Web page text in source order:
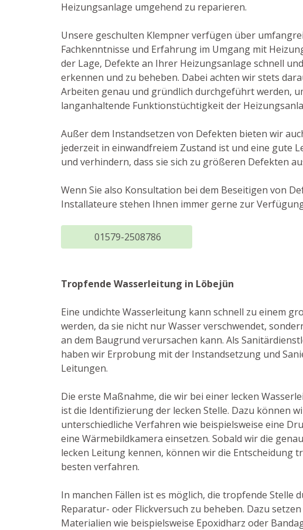
Heizungsanlage umgehend zu reparieren.
Unsere geschulten Klempner verfügen über
Fachkenntnisse und Erfahrung im Umgang mit
der Lage, Defekte an Ihrer Heizungsanlage schnell
erkennen und zu beheben. Dabei achten wir stets
Arbeiten genau und gründlich durchgeführt werden,
langanhaltende Funktionstüchtigkeit der
Außer dem Instandsetzen von Defekten bieten wir
jederzeit in einwandfreiem Zustand ist und eine gute
und verhindern, dass sie sich zu größeren Defekten
Wenn Sie also Konsultation bei dem Beseitigen von
Installateure stehen Ihnen immer gerne zur
01579-2508786
Tropfende Wasserleitung in Löbejün
Eine undichte Wasserleitung kann schnell zu einem
werden, da sie nicht nur Wasser verschwendet,
an dem Baugrund verursachen kann. Als
haben wir Erprobung mit der Instandsetzung und
Leitungen.
Die erste Maßnahme, die wir bei einer lecken
ist die Identifizierung der lecken Stelle. Dazu können
unterschiedliche Verfahren wie beispielsweise eine
eine Wärmebildkamera einsetzen. Sobald wir die
lecken Leitung kennen, können wir die Entscheidung
besten verfahren.
In manchen Fällen ist es möglich, die tropfende Stelle
Reparatur- oder Flickversuch zu beheben. Dazu
Materialien wie beispielsweise Epoxidharz oder